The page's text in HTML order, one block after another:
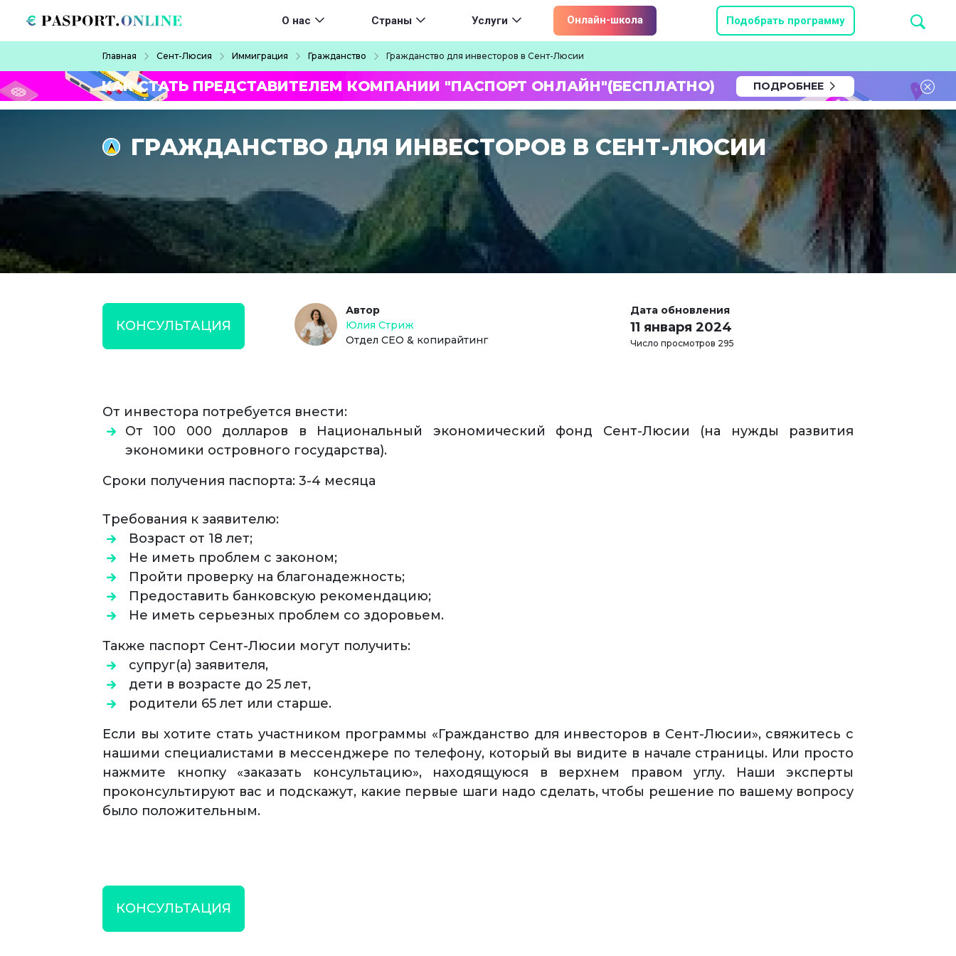
Main navigation
О нас Страны Услуги Онлайн-школа Подобрать программу
Главная Сент-Люсия Иммиграция Гражданство Гражданство для инвесторов в Сент-Люсии
КАК СТАТЬ ПРЕДСТАВИТЕЛЕМ КОМПАНИИ "ПАСПОРТ ОНЛАЙН"(БЕСПЛАТНО) ПОДРОБНЕЕ
ГРАЖДАНСТВО ДЛЯ ИНВЕСТОРОВ В СЕНТ-ЛЮСИИ
КОНСУЛЬТАЦИЯ
Автор
Юлия Стриж
Отдел СЕО & копирайтинг
Дата обновления
11 января 2024
Число просмотров 295
От инвестора потребуется внести:
От 100 000 долларов в Национальный экономический фонд Сент-Люсии (на нужды развития
экономики островного государства).
Сроки получения паспорта: 3-4 месяца
Требования к заявителю:
Возраст от 18 лет;
Не иметь проблем с законом;
Пройти проверку на благонадежность;
Предоставить банковскую рекомендацию;
Не иметь серьезных проблем со здоровьем.
Также паспорт Сент-Люсии могут получить:
супруг(а) заявителя,
дети в возрасте до 25 лет,
родители 65 лет или старше.
Если вы хотите стать участником программы «Гражданство для инвесторов в Сент-Люсии», свяжитесь с
нашими специалистами в мессенджере по телефону, который вы видите в начале страницы. Или просто
нажмите кнопку «заказать консультацию», находящуюся в верхнем правом углу. Наши эксперты
проконсультируют вас и подскажут, какие первые шаги надо сделать, чтобы решение по вашему вопросу
было положительным.
КОНСУЛЬТАЦИЯ